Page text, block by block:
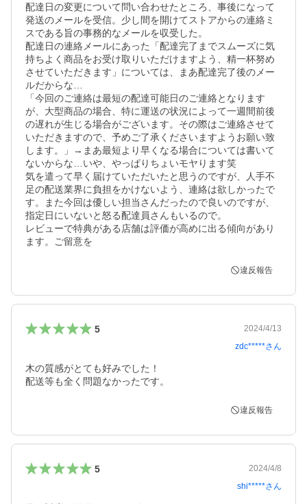
配達日の変更について問い合わせたところ、事後になって
発送のメールを受信。少し間を開けてストアからの連絡ミ
スである旨の事務的なメールを収受した。
配達日の連絡メールにあった「配達完了までスムーズに気
持ちよく商品をお受け取りいただけますよう、精一杯努め
させていただきます」については、まあ配達完了後のメー
ルだからな…
「今回のご連絡は最短の配達可能日のご連絡となります
が、大型商品の場合、特に運送の状況によって一週間前後
の遅れが生じる場合がございます。その際はご連絡させて
いただきますので、予めご了承くださいますようお願い致
します。」→まあ最短より早くなる場合については書いて
ないからな…いや、やっぱりちょいモヤります笑
気を遣って早く届けていただいたと思うのですが、人手不
足の配送業界に負担をかけないよう、連絡は欲しかったで
す。また今回は優しい担当さんだったので良いのですが、
指定日にいないと怒る配達員さんもいるので。
レビューで特典がある店舗は評価が高めに出る傾向があり
ます。ご留意を
違反報告
5
2024/4/13
zdc*****さん
木の質感がとても好みでした！
配送等も全く問題なかったです。
違反報告
5
2024/4/8
shi*****さん